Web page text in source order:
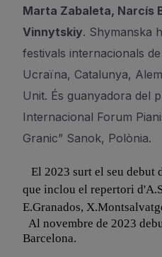
Marta Zabaleta, Narcís
Vinnytskiy. Shymanska
festivals internacionals
Ucraïna, Catalunya,
Unit. És guanyadora del
Internacional Forum
Granic” Sanok, Polònia.
El 2023 surt el seu debut
que inclou el repertori
E.Granados,
Al novembre de 2023
Barcelona.